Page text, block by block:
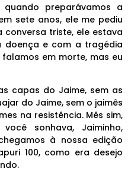
preparávamos a
sete anos, ele me pediu
conversa triste, ele estava
doença e com a tragédia
em morte, mas eu
capas do Jaime, sem as
do Jaime, sem o jaimês
na resistência. Mês sim,
sonhava, Jaiminho,
à nossa edição
100, como era desejo